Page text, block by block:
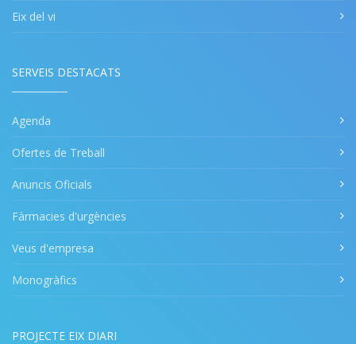
Eix del vi
SERVEIS DESTACATS
Agenda
Ofertes de Treball
Anuncis Oficials
Fàrmacies d'urgències
Veus d'empresa
Monogràfics
PROJECTE EIX DIARI